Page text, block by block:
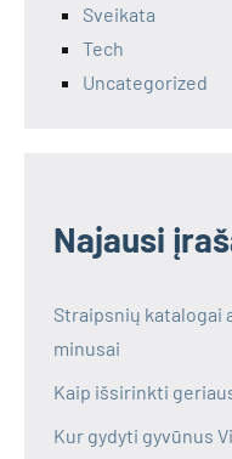
Sveikata
Tech
Uncategorized
Najausi
Straipsnių katalogai
minusai
Kaip išsirinkti
Kur gydyti gyvūnus